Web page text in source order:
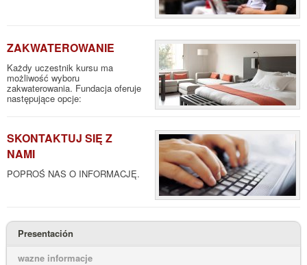
ZAKWATEROWANIE
Każdy uczestnik kursu ma
możliwość wyboru
zakwaterowania. Fundacja oferuje
następujące opcje:
SKONTAKTUJ SIĘ Z
NAMI
POPROŚ NAS O INFORMACJĘ.
Presentación
wazne informacje